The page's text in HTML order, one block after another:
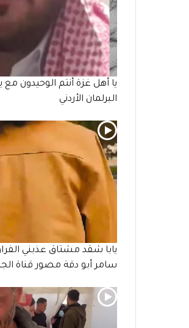
يا أهل غزة أنتم الوحيدون
البرلمان الأردني
يابا شقد مشتاق عذبني
سامر أبو دقة مصور قناة